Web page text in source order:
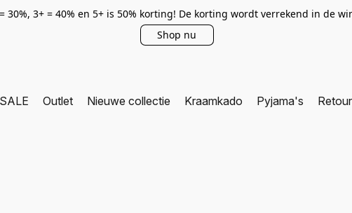
3+ = 40% en 5+ is 50% korting! De korting wordt verrekend in de
Shop nu
SALE Outlet Nieuwe collectie Kraamkado Pyjama's